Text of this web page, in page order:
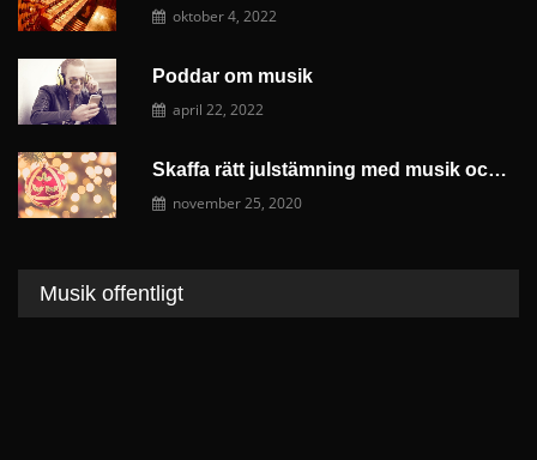
oktober 4, 2022
Poddar om musik
april 22, 2022
Skaffa rätt julstämning med musik och dekoration
november 25, 2020
Musik offentligt